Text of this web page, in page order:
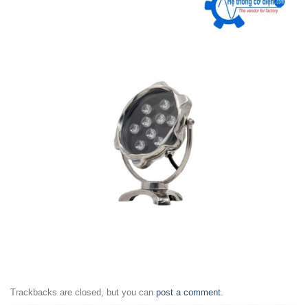
Trackbacks are closed, but you can post a comment.